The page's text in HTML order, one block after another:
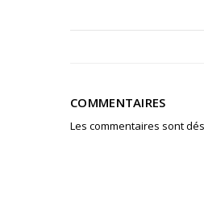
COMMENTAIRES
Les commentaires sont